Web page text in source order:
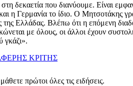
δεκαετία που διανύουμε. Είναι
Γερμανία το ίδιο. Ο Μητσοτάκης
Ελλάδας. Βλέπω ότι η επόμενη
με όλους, οι άλλοι έχουν
γκάζι».
ΚΡΙΤΗΣ
πρώτοι όλες τις ειδήσεις.